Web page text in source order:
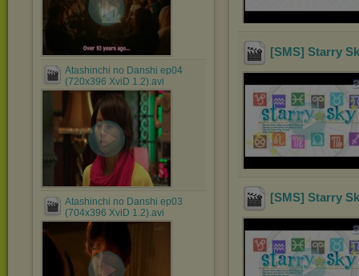
Atashinchi no Danshi ep04
(720x396 XviD 1.2).avi
Atashinchi no Danshi ep03
(704x396 XviD 1.2).avi
[SMS] Starry
[SMS] Starry